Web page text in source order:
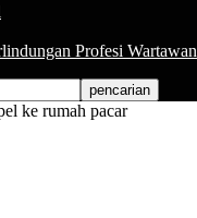
Profesi Wartawan
ke rumah pacar